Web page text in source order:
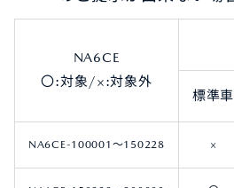
NA6CE
〇:対象/×:対象外
標準車
NA6CE-100001～150228 ×